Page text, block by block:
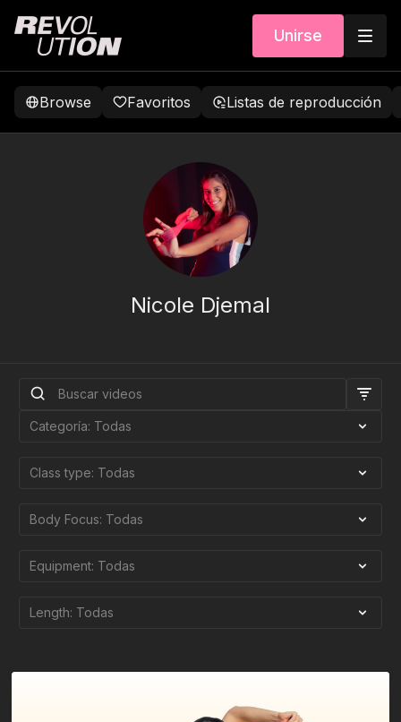
Unirse
Browse Favoritos Listas de reproducción
Nicole Djemal